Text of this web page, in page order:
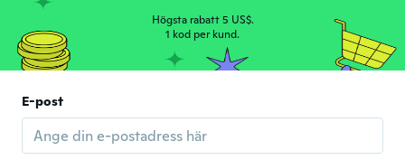
L
recensioner
för 6 år sen
Y yolaine
Gick med 2015 · 73 recensioner
Högsta rabatt 5 US$.
1 kod per kund.
E-post